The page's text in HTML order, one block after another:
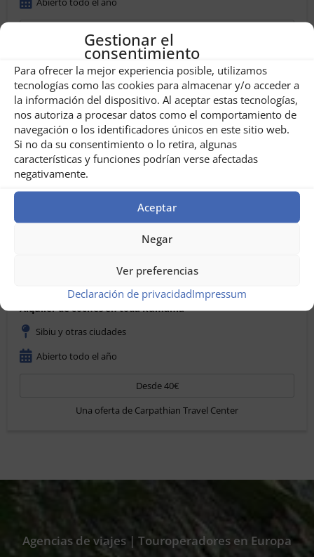
Gestionar el
consentimiento
Para ofrecer la mejor experiencia posible, utilizamos
tecnologías como las cookies para almacenar y/o acceder a
la información del dispositivo. Al aceptar estas tecnologías,
nos autoriza a procesar datos como el comportamiento de
navegación o los identificadores únicos en este sitio web.
Si no da su consentimiento o lo retira, algunas
características y funciones podrían verse afectadas
negativamente.
Aceptar
Negar
Ver preferencias
Declaración de privacidadImpressum
Abierto todo el año
Visítenos ahora!
Oferta superior
Alquiler de coches en toda Rumanía
Sibiu y otras ciudades
Abierto todo el año
Desde 40€
Una oferta de Carpathian Travel Center
Agencias de viajes | Touroperadores en Europa